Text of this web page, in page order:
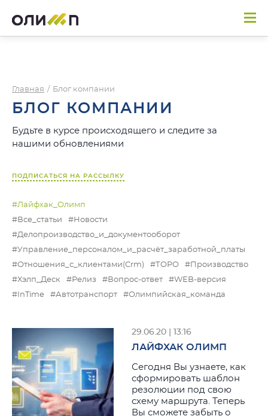
Главная / Блог компании
БЛОГ КОМПАНИИ
Будьте в курсе происходящего и следите за
нашими обновлениями
ПОДПИСАТЬСЯ НА РАССЫЛКУ
#Лайфхак_Олимп
#Все_статьи
#Новости
#Делопроизводство_и_документооборот
#Управление_персоналом_и_расчёт_заработной_платы
#Отношения_с_клиентами(Crm)
#ТОРО
#Производство
#Хэлп_Деск
#Релиз #Вопрос-ответ
#WEB-версия
#InTime
#Автотранспорт #Олимпийская_команда
29.06.20 | 13:16
ЛАЙФХАК ОЛИМП
Сегодня Вы узнаете, как
сформировать шаблон
резолюции под свою
схему маршрута. Теперь
Вы сможете забыть о